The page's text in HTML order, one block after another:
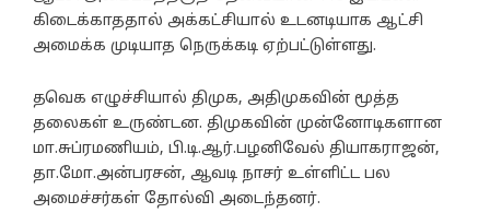
கிடைக்காததால் அக்கட்சியால் உடனடியாக ஆட்சி
அமைக்க முடியாத நெருக்கடி ஏற்பட்டுள்ளது.
தவெக எழுச்சியால் திமுக, அதிமுகவின் மூத்த
தலைகள் உருண்டன. திமுகவின் முன்னோடிகளான
மா.சுப்ரமணியம், பி.டி.ஆர்.பழனிவேல் தியாகராஜன்,
தா.மோ.அன்பரசன், ஆவடி நாசர் உள்ளிட்ட பல
அமைச்சர்கள் தோல்வி அடைந்தனர்.